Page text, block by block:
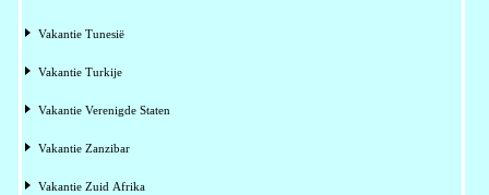
Vakantie Tunesië
Vakantie Turkije
Vakantie Verenigde Staten
Vakantie Zanzibar
Vakantie Zuid Afrika